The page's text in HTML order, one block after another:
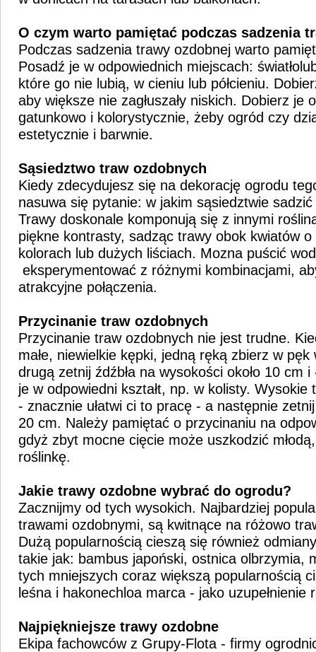
O czym warto pamiętać podczas sadzenia
Podczas sadzenia trawy ozdobnej warto
Posadź je w odpowiednich miejscach:
które go nie lubią, w cieniu lub półcieniu.
aby większe nie zagłuszały niskich. Dobierz je
gatunkowo i kolorystycznie, żeby ogród czy
estetycznie i barwnie.
Sąsiedztwo traw ozdobnych
Kiedy zdecydujesz się na dekorację ogrodu
nasuwa się pytanie: w jakim sąsiedztwie
Trawy doskonale komponują się z innymi
piękne kontrasty, sadząc trawy obok kwiatów
kolorach lub dużych liściach. Mozna puścić
eksperymentować z różnymi kombinacjami,
atrakcyjne połączenia.
Przycinanie traw ozdobnych
Przycinanie traw ozdobnych nie jest trudne.
małe, niewielkie kępki, jedną ręką zbierz w
drugą zetnij źdźbła na wysokości około 10 cm
je w odpowiedni kształt, np. w kolisty. Wysokie
- znacznie ułatwi ci to pracę - a następnie
20 cm. Należy pamiętać o przycinaniu na
gdyż zbyt mocne cięcie może uszkodzić
roślinkę.
Jakie trawy ozdobne wybrać do ogrodu?
Zacznijmy od tych wysokich. Najbardziej
trawami ozdobnymi, są kwitnące na różowo
Dużą popularnością cieszą się również
takie jak: bambus japoński, ostnica olbrzymia,
tych mniejszych coraz większą popularnością
leśna i hakonechloa marca - jako uzupełnienie
Najpiękniejsze trawy ozdobne
Ekipa fachowców z Grupy-Flota - firmy